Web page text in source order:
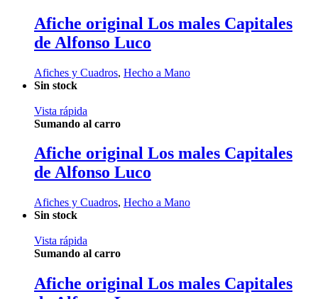
Afiche original Los males Capitales
de Alfonso Luco
Afiches y Cuadros, Hecho a Mano
Sin stock
Vista rápida
Sumando al carro
Afiche original Los males Capitales
de Alfonso Luco
Afiches y Cuadros, Hecho a Mano
Sin stock
Vista rápida
Sumando al carro
Afiche original Los males Capitales